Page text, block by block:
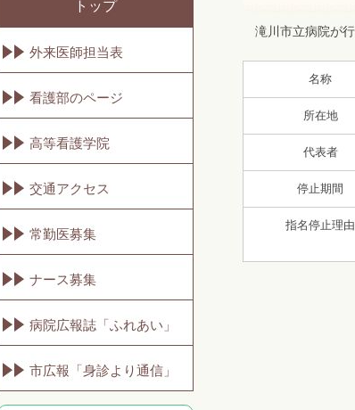
トップ
外来医師担当表
看護部のページ
高等看護学院
交通アクセス
常勤医募集
ナース募集
病院広報誌「ふれあい」
市広報「身診より通信」
滝川市立病院が行
名称
所在地
代表者
停止期間
指名停止理由